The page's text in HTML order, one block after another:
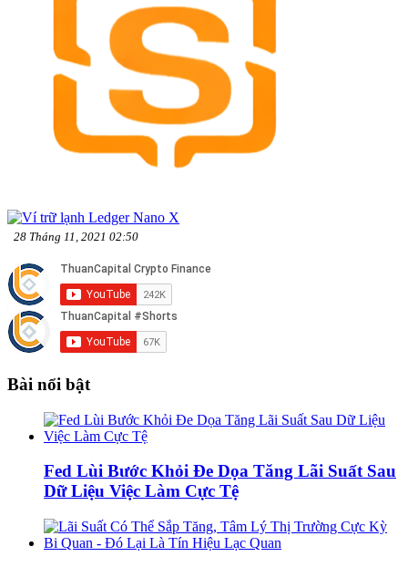
28 Tháng 11, 2021 02:50
Bài nổi bật
Fed Lùi Bước Khỏi Đe Dọa Tăng Lãi Suất Sau
Dữ Liệu Việc Làm Cực Tệ